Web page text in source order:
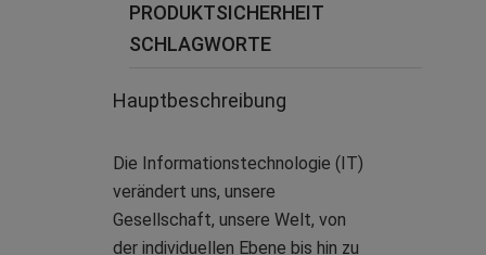
PRODUKTSICHERHEIT
SCHLAGWORTE
Hauptbeschreibung
Die Informationstechnologie (IT)
verändert uns, unsere
Gesellschaft, unsere Welt, von
der individuellen Ebene bis hin zu